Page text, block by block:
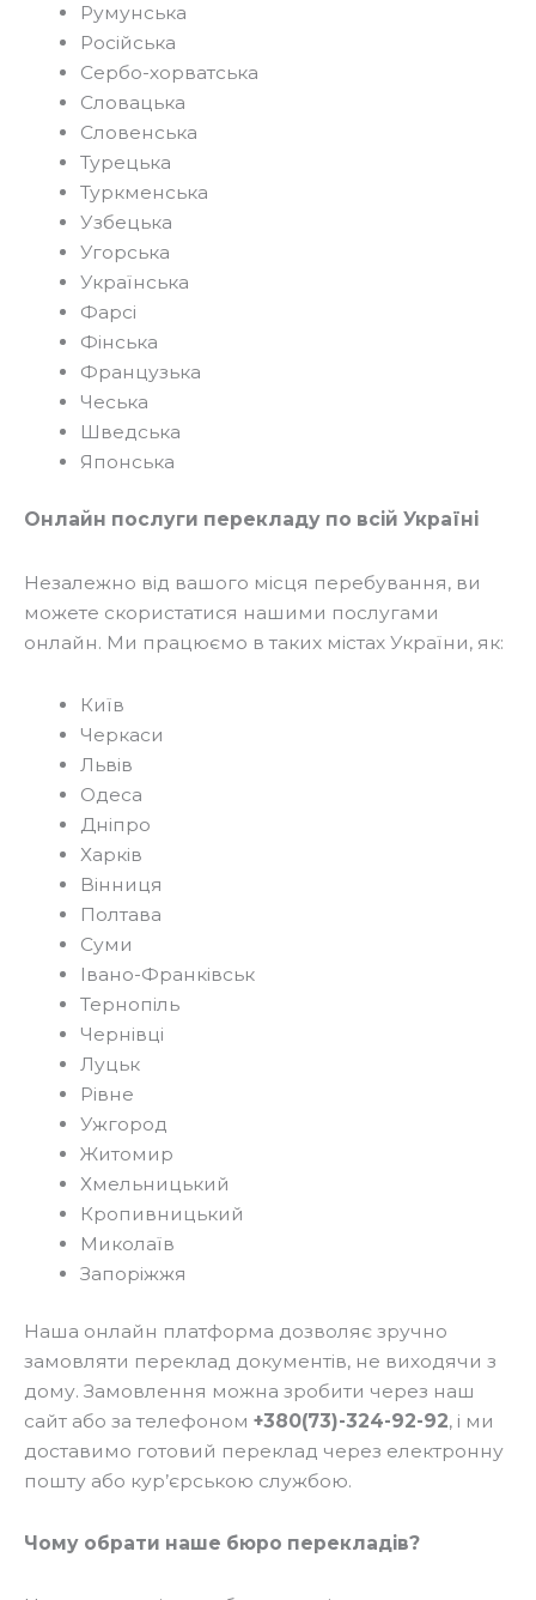
Румунська
Російська
Сербо-хорватська
Словацька
Словенська
Турецька
Туркменська
Узбецька
Угорська
Українська
Фарсі
Фінська
Французька
Чеська
Шведська
Японська
Онлайн послуги перекладу по всій Україні
Незалежно від вашого місця перебування, ви
можете скористатися нашими послугами
онлайн. Ми працюємо в таких містах України, як:
Київ
Черкаси
Львів
Одеса
Дніпро
Харків
Вінниця
Полтава
Суми
Івано-Франківськ
Тернопіль
Чернівці
Луцьк
Рівне
Ужгород
Житомир
Хмельницький
Кропивницький
Миколаїв
Запоріжжя
Наша онлайн платформа дозволяє зручно
замовляти переклад документів, не виходячи з
дому. Замовлення можна зробити через наш
сайт або за телефоном +380(73)-324-92-92, і ми
доставимо готовий переклад через електронну
пошту або кур’єрською службою.
Чому обрати наше бюро перекладів?